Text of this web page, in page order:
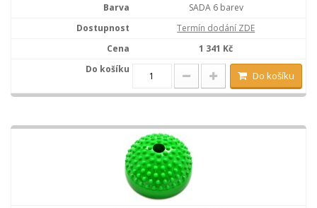
SADA 6 barev
Termín dodání ZDE
1 341 Kč
Do košíku